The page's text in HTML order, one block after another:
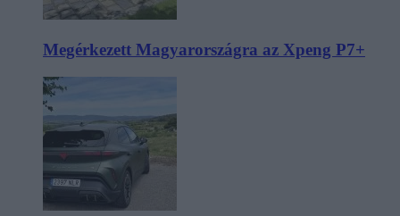
Megérkezett Magyarországra az Xpeng P7+